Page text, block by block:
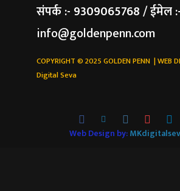
संपर्क :- 9309065768 / ईमेल :-
info@goldenpenn.com
COPYRIGHT © 2025 GOLDEN PENN | WEB
Digital Seva
Web Design by: